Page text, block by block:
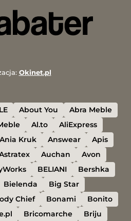
Okinet.pl
About You
Abra Meble
Al.to
AliExpress
Ania Kruk Answear
Apis
Auchan
Avon
BELIANI
Bershka
Bielenda
Big Star
Chief Bonami
Bonito
Bricomarche Briju